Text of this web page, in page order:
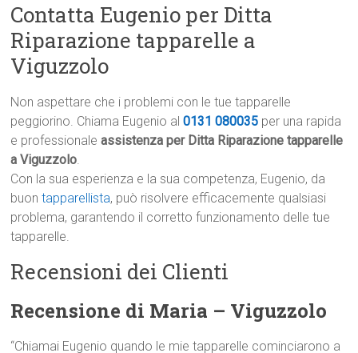
Contatta Eugenio per Ditta
Riparazione tapparelle a
Viguzzolo
Non aspettare che i problemi con le tue tapparelle
peggiorino. Chiama Eugenio al0131 080035 per una rapida
e professionaleassistenza per Ditta Riparazione tapparelle
a Viguzzolo.
Con la sua esperienza e la sua competenza, Eugenio, da
buontapparellista, può risolvere efficacemente qualsiasi
problema, garantendo il corretto funzionamento delle tue
tapparelle.
Recensioni dei Clienti
Recensione di Maria – Viguzzolo
“Chiamai Eugenio quando le mie tapparelle cominciarono a